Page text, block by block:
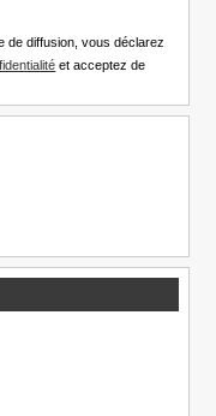
de diffusion, vous déclarez
et acceptez de